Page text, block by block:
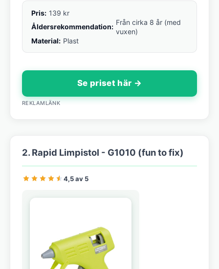
Pris: 139 kr
Åldersrekommendation:
Från cirka 8 år (med
vuxen)
Material: Plast
Se priset här →
REKLAMLÄNK
2. Rapid Limpistol - G1010 (fun to fix)
4,5 av 5